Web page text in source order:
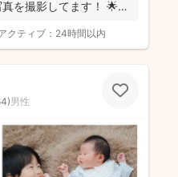
を撮影してます！ 🌟屋
クティブ： 24時間以内
)男性